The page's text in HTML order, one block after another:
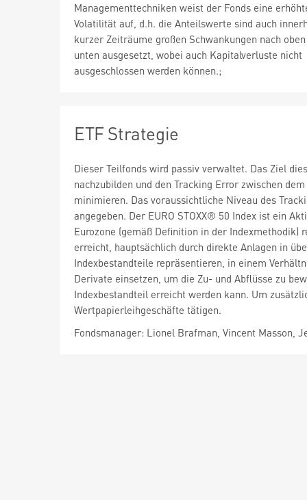
Managementtechniken weist der Fonds eine
Volatilität auf, d.h. die Anteilswerte sind auch
kurzer Zeiträume großen Schwankungen nach
unten ausgesetzt, wobei auch Kapitalverluste nicht
ausgeschlossen werden können.;
ETF Strategie
Dieser Teilfonds wird passiv verwaltet. Das Ziel
nachzubilden und den Tracking Error zwischen
minimieren. Das voraussichtliche Niveau des
angegeben. Der EURO STOXX® 50 Index ist ein
Eurozone (gemäß Definition in der
erreicht, hauptsächlich durch direkte Anlagen in
Indexbestandteile repräsentieren, in einem
Derivate einsetzen, um die Zu- und Abflüsse zu
Indexbestandteil erreicht werden kann. Um
Wertpapierleihgeschäfte tätigen.
Fondsmanager: Lionel Brafman, Vincent Masson,